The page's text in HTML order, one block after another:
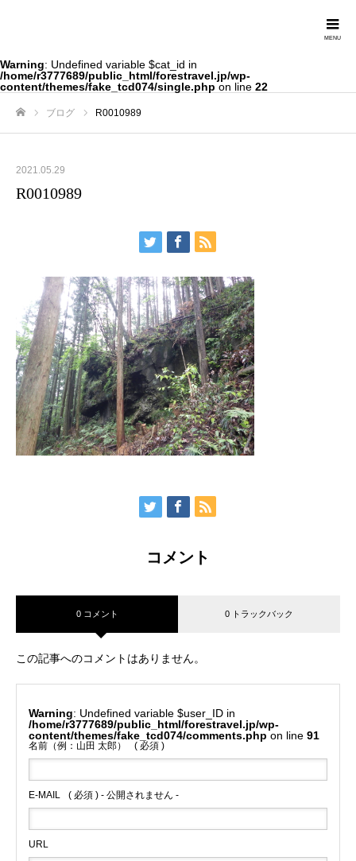
Warning: Undefined variable $cat_id in
/home/r3777689/public_html/forestravel.jp/wp-
content/themes/fake_tcd074/single.php on line 22
ブログ R0010989
2021.05.29
R0010989
コメント
0 コメント 0 トラックバック
この記事へのコメントはありません。
Warning
: Undefined variable $user_ID in
/home/r3777689/public_html/forestravel.jp/wp-
content/themes/fake_tcd074/comments.php on line 91
名前（例：山田 太郎） ( 必須 )
E-MAIL ( 必須 ) - 公開されません -
URL